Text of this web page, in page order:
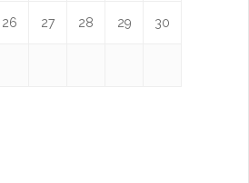
26 27 28 29 30